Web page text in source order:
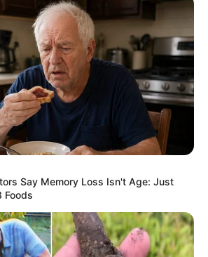
REVELAM GRAVIDADE
POR TERREMOTO NA